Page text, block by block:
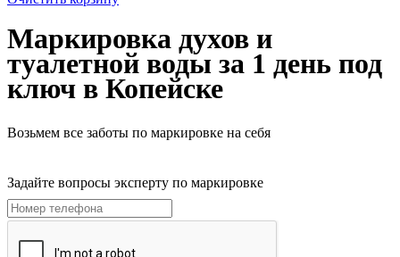
Маркировка духов и
туалетной воды за 1 день под
ключ в Копейске
Возьмем все заботы по маркировке на себя
Задайте вопросы эксперту по маркировке